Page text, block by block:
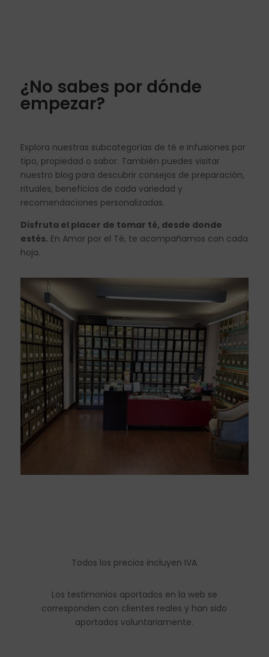
¿No sabes por dónde
empezar?
Explora nuestras subcategorías de té e infusiones por
tipo, propiedad o sabor. También puedes visitar
nuestro blog para descubrir consejos de preparación,
rituales, beneficios de cada variedad y
recomendaciones personalizadas.
Disfruta el placer de tomar té, desde donde
estés. En Amor por el Té, te acompañamos con cada
hoja.
Todos los precios incluyen IVA
Los testimonios aportados en la web se
corresponden con clientes reales y han sido
aportados voluntariamente.